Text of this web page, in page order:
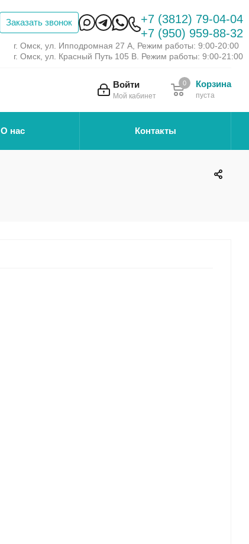
Заказать звонок
+7 (3812) 79-04-04
+7 (950) 959-88-32
г. Омск, ул. Ипподромная 27 А, Режим работы: 9:00-20:00
г. Омск, ул. Красный Путь 105 В. Режим работы: 9:00-21:00
Войти
Мой кабинет
Корзина
пуста
0
О нас Контакты